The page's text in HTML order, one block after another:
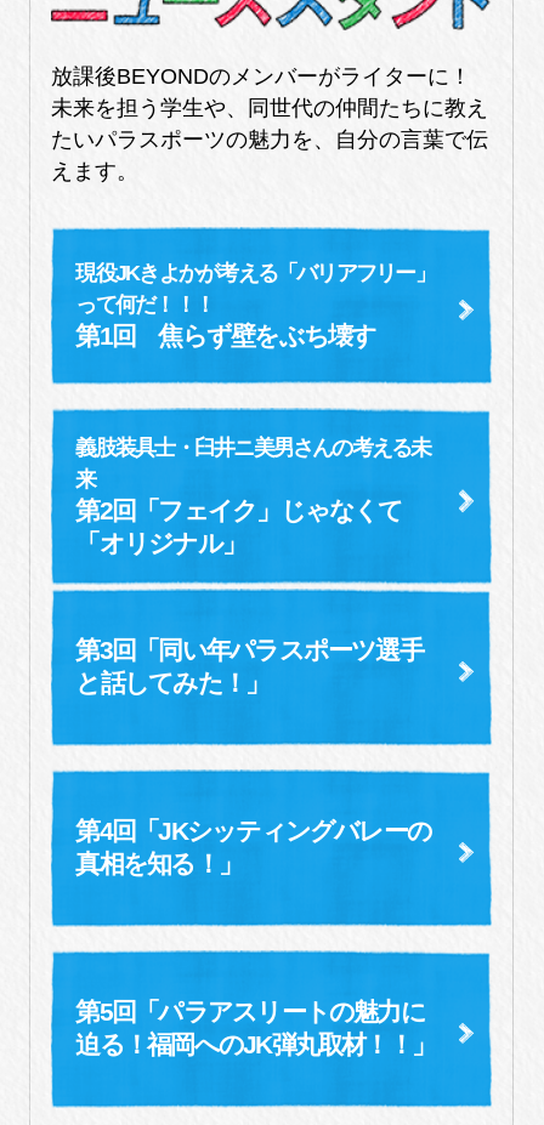
放課後BEYONDのメンバーがライターに！
未来を担う学生や、同世代の仲間たちに教え
たいパラスポーツの魅力を、自分の言葉で伝
えます。
現役JKきよかが考える「バリアフリー」
って何だ！！！
第1回 焦らず壁をぶち壊す
義肢装具士・臼井ニ美男さんの考える未
来
第2回「フェイク」じゃなくて
「オリジナル」
第3回「同い年パラスポーツ選手
と話してみた！」
第4回「JKシッティングバレーの
真相を知る！」
第5回「パラアスリートの魅力に
迫る！福岡へのJK弾丸取材！！」